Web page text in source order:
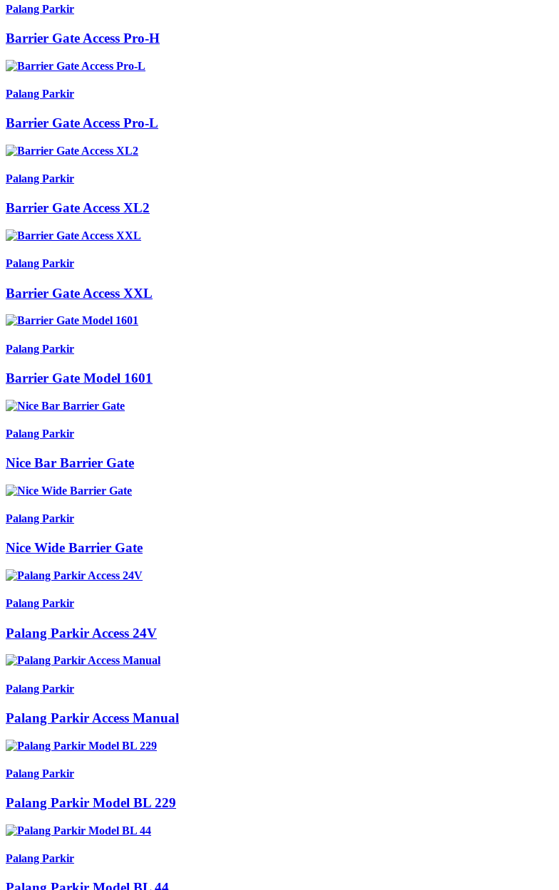
Palang Parkir
Barrier Gate Access Pro-H
Palang Parkir
Barrier Gate Access Pro-L
Palang Parkir
Barrier Gate Access XL2
Palang Parkir
Barrier Gate Access XXL
Palang Parkir
Barrier Gate Model 1601
Palang Parkir
Nice Bar Barrier Gate
Palang Parkir
Nice Wide Barrier Gate
Palang Parkir
Palang Parkir Access 24V
Palang Parkir
Palang Parkir Access Manual
Palang Parkir
Palang Parkir Model BL 229
Palang Parkir